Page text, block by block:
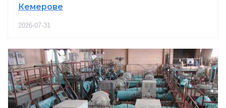
Кемерове
2026-07-31